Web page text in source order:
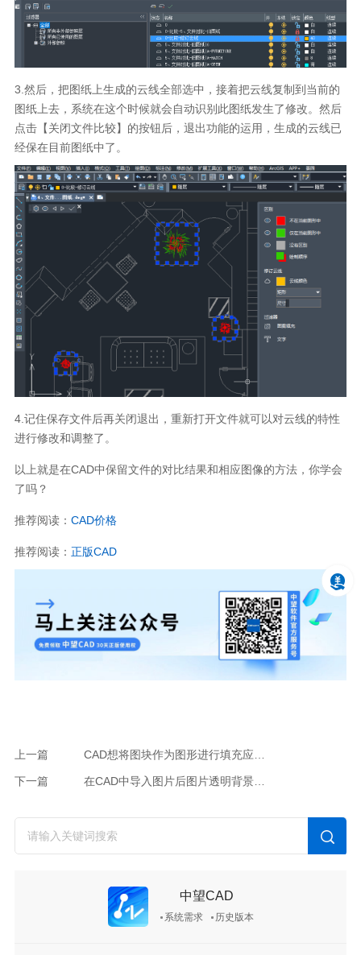
3.然后，把图纸上生成的云线全部选中，接着把云线复制到当前的
图纸上去，系统在这个时候就会自动识别此图纸发生了修改。然后
点击【关闭文件比较】的按钮后，退出功能的运用，生成的云线已
经保在目前图纸中了。
4.记住保存文件后再关闭退出，重新打开文件就可以对云线的特性
进行修改和调整了。
以上就是在CAD中保留文件的对比结果和相应图像的方法，你学会
了吗？
推荐阅读： CAD价格
推荐阅读： 正版CAD
上一篇
下一篇 在CAD中导入图片后图片透明背景变白该怎么办？
中望CAD
系统需求 历史版本